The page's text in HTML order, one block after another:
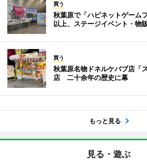
買う
秋葉原で「ハピネットゲー
以上、ステージイベント・物
買う
秋葉原名物ドネルケバブ店「
店 二十余年の歴史に幕
もっと見る
見る・遊ぶ